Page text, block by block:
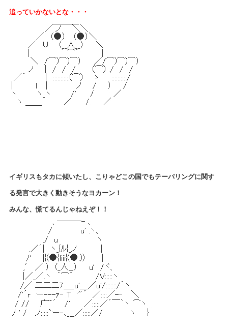
追っていかないとな・・・
イギリスもタカに傾いたし、こりゃどこの国でもテーパリングに関す
る発言で大きく動きそうなヨカーン！
みんな、慌てるんじゃねえぞ！！